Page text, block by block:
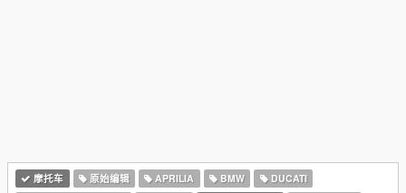
摩托车 原始编辑 APRILIA BMW
DUCATI